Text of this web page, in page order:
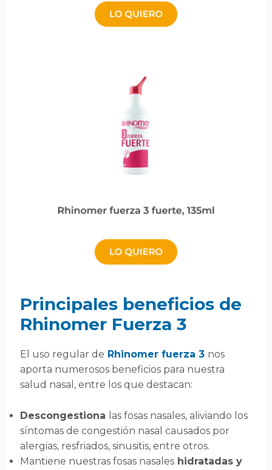
Principales beneficios de
Rhinomer Fuerza 3
El uso regular de Rhinomer fuerza 3 nos
aporta numerosos beneficios para nuestra
salud nasal, entre los que destacan:
Descongestiona las fosas nasales, aliviando los
síntomas de congestión nasal causados por
alergias, resfriados, sinusitis, entre otros.
Mantiene nuestras fosas nasaleshidratadas y